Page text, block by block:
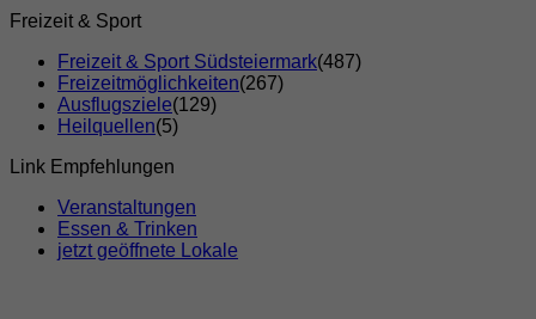
Freizeit & Sport
Freizeit & Sport Südsteiermark(487)
Freizeitmöglichkeiten(267)
Ausflugsziele(129)
Heilquellen(5)
Link Empfehlungen
Veranstaltungen
Essen & Trinken
jetzt geöffnete Lokale